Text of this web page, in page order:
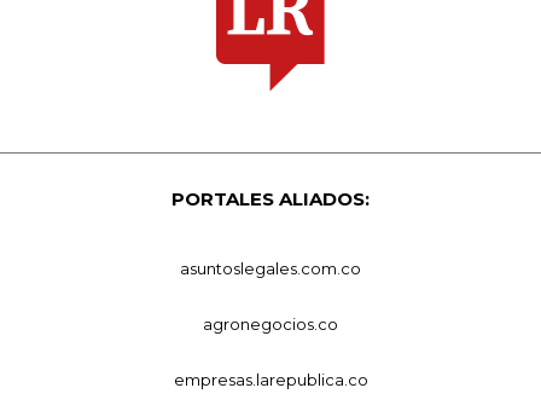
PORTALES ALIADOS:
asuntoslegales.com.co
agronegocios.co
empresas.larepublica.co